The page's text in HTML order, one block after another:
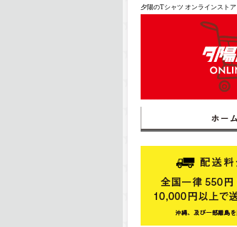
夕陽のTシャツ オンラインストア